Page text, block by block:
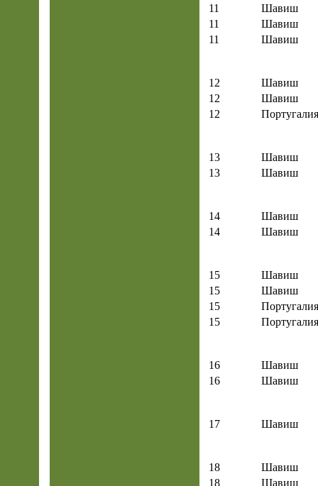
11
Шавиш
11
Шавиш
11
Шавиш
12
Шавиш
12
Шавиш
12
13
Шавиш
13
Шавиш
14
Шавиш
14
Шавиш
15
Шавиш
15
Шавиш
15
15
16
Шавиш
16
Шавиш
17 Шавиш
18
Шавиш
18
Шавиш